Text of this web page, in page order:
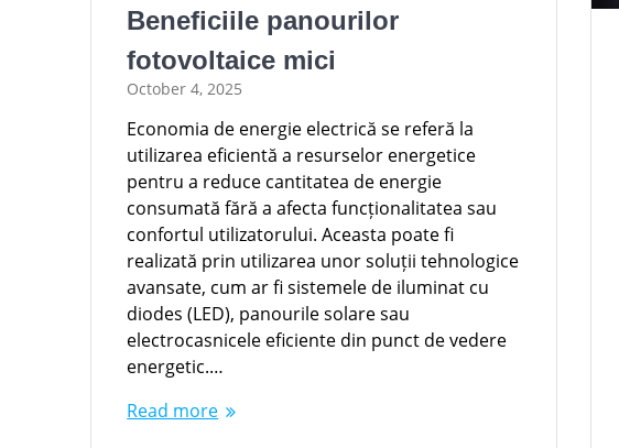
Beneficiile panourilor
fotovoltaice mici
October 4, 2025
Economia de energie electrică se referă la
utilizarea eficientă a resurselor energetice
pentru a reduce cantitatea de energie
consumată fără a afecta funcționalitatea sau
confortul utilizatorului. Aceasta poate fi
realizată prin utilizarea unor soluții tehnologice
avansate, cum ar fi sistemele de iluminat cu
diodes (LED), panourile solare sau
electrocasnicele eficiente din punct de vedere
energetic.…
Read more